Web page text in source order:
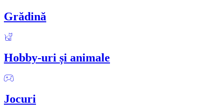
Grădină
Hobby-uri și animale
Jocuri